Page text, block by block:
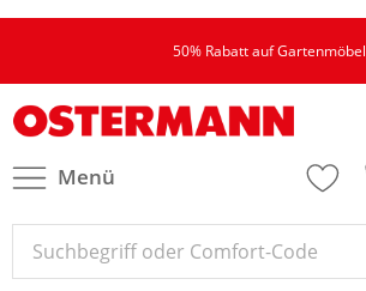
50% Rabatt auf Gartenmöbel
Menü